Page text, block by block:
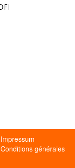
Impressum
Conditions générales